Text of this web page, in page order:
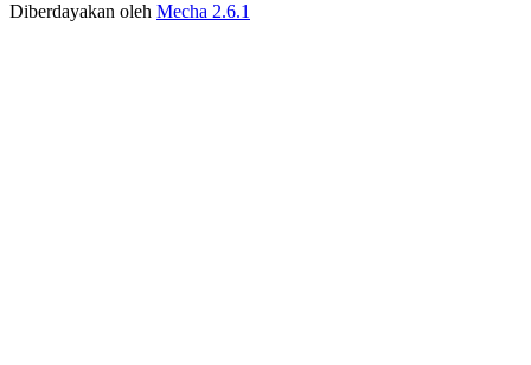
Diberdayakan oleh Mecha 2.6.1